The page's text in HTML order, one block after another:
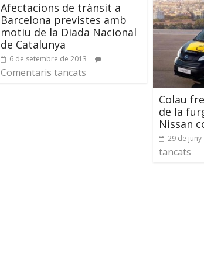
Afectacions de trànsit a
Barcelona previstes amb
motiu de la Diada Nacional
de Catalunya
6 de setembre de 2013
Comentaris tancats
Colau
de la
Nissan
29 de juny
tancats